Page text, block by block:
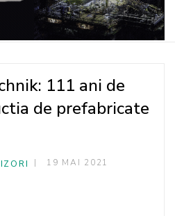
111 ani de
de prefabricate
19 MAI 2021